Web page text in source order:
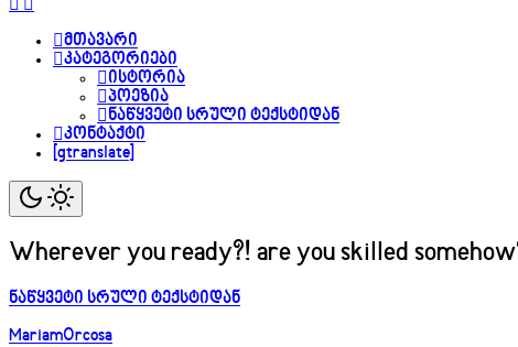
მთავარი
კატეგორიები
ისტორია
პოეზია
ნაწყვეტი სრული ტექსტიდან
კონტაქტი
[gtranslate]
Wherever you ready?! are you skilled
ნაწყვეტი სრული ტექსტიდან
MariamOrcosa